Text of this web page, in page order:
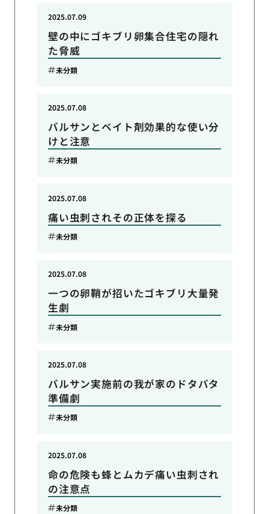
壁の中にゴキブリ卵集合住宅の隠れ
た脅威
2025.07.09
未分類
バルサンとベイト剤効果的な使い分
けと注意
2025.07.08
未分類
痛い虫刺されその正体を探る
2025.07.08
未分類
一つの卵鞘が招いたゴキブリ大量発
生劇
2025.07.08
未分類
バルサン実施前の我が家のドタバタ
準備劇
2025.07.08
未分類
命の危険も蜂とムカデ痛い虫刺され
の注意点
2025.07.08
未分類